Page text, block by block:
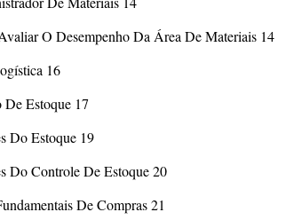
O Desempenho Da Área De Materiais 14
16
Estoque 17
Do Estoque 19
Do Controle De Estoque 20
De Compras 21